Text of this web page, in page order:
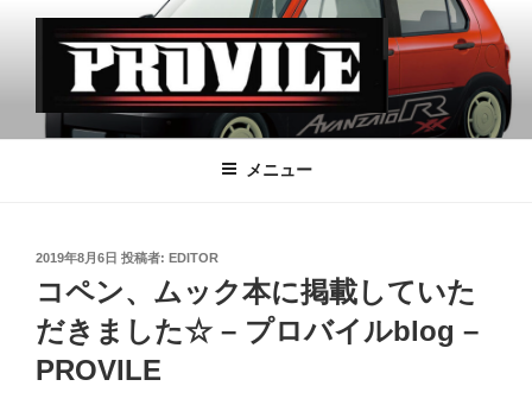
PROVILE
メニュー
投
日:
2019年8月6日 投稿者: EDITOR
コペン、ムック本に掲載していた
だきました☆ – プロバイルblog –
PROVILE